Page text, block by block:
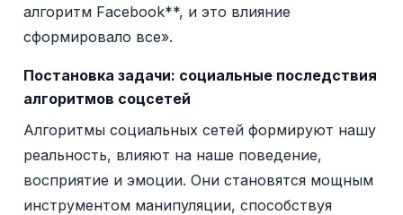
алгоритм Facebook**, и это влияние
сформировало все».
Постановка задачи: социальные последствия
алгоритмов соцсетей
Алгоритмы социальных сетей формируют нашу
реальность, влияют на наше поведение,
восприятие и эмоции. Они становятся мощным
инструментом манипуляции, способствуя